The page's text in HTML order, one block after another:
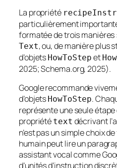
La propriété
particulièrement
formatée de trois manières
Text, ou, de manière plus
d’objets HowToStep et
2025; Schema.org, 2025).
Google recommande
d’objets HowToStep.
représente une seule
propriété text décrivant
n’est pas un simple choix
humain peut lire un
assistant vocal comme
d’unités d’instruction